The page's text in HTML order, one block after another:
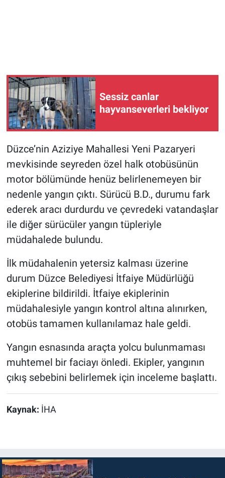
Sessiz canlar
hayvanseverleri bekliyor
Düzce’nin Aziziye Mahallesi Yeni Pazaryeri
mevkisinde seyreden özel halk otobüsünün
motor bölümünde henüz belirlenemeyen bir
nedenle yangın çıktı. Sürücü B.D., durumu fark
ederek aracı durdurdu ve çevredeki vatandaşlar
ile diğer sürücüler yangın tüpleriyle
müdahalede bulundu.
İlk müdahalenin yetersiz kalması üzerine
durum Düzce Belediyesi İtfaiye Müdürlüğü
ekiplerine bildirildi. İtfaiye ekiplerinin
müdahalesiyle yangın kontrol altına alınırken,
otobüs tamamen kullanılamaz hale geldi.
Yangın esnasında araçta yolcu bulunmaması
muhtemel bir faciayı önledi. Ekipler, yangının
çıkış sebebini belirlemek için inceleme başlattı.
Kaynak: İHA